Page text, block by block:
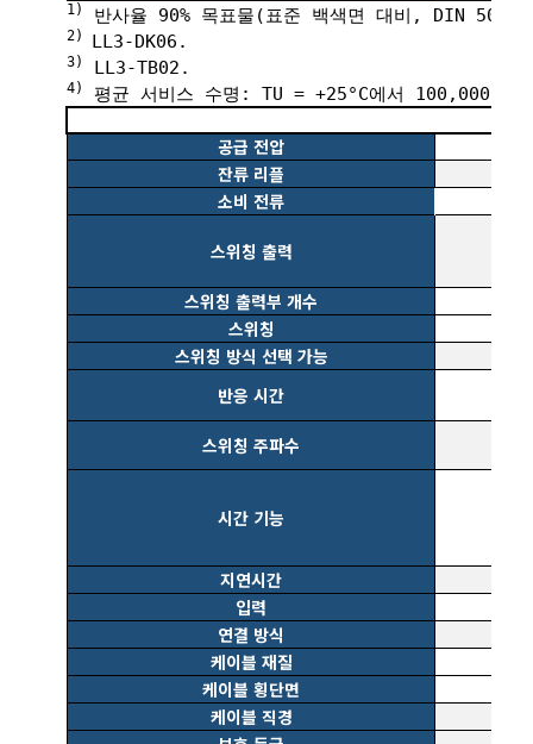
1) 반사율 90% 목표물(표준 백색면 대비, DIN
2) LL3-DK06.
3) LL3-TB02.
4) 평균 서비스 수명: TU = +25°C에서 100,000h.
공급 전압
잔류 리플
소비 전류
스위칭 출력
스위칭 출력부 개수
스위칭
스위칭 방식 선택 가능
반응 시간
스위칭 주파수
시간 기능
지연시간
입력
연결 방식
케이블 재질
케이블 횡단면
케이블 직경